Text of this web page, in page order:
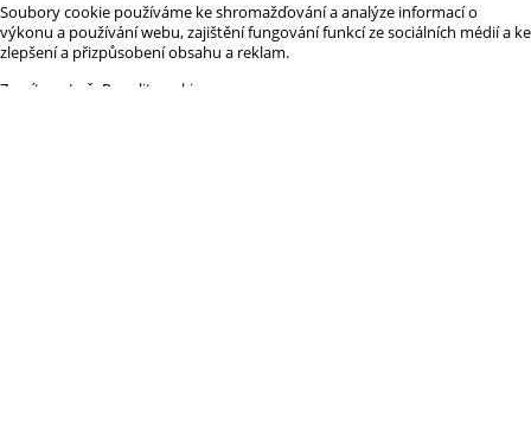
Soubory cookie používáme ke shromažďování a analýze informací o
výkonu a používání webu, zajištění fungování funkcí ze sociálních médií a ke
zlepšení a přizpůsobení obsahu a reklam.
Zamítnout vše Povolit cookies